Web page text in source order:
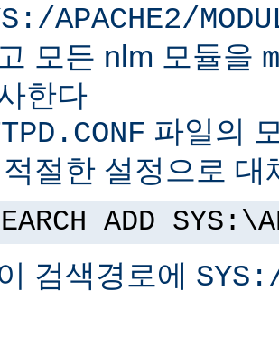
APACHE2/
모든 nlm 모듈을
한다
파일의
절한 설정으로 대
ADD
검색경로에